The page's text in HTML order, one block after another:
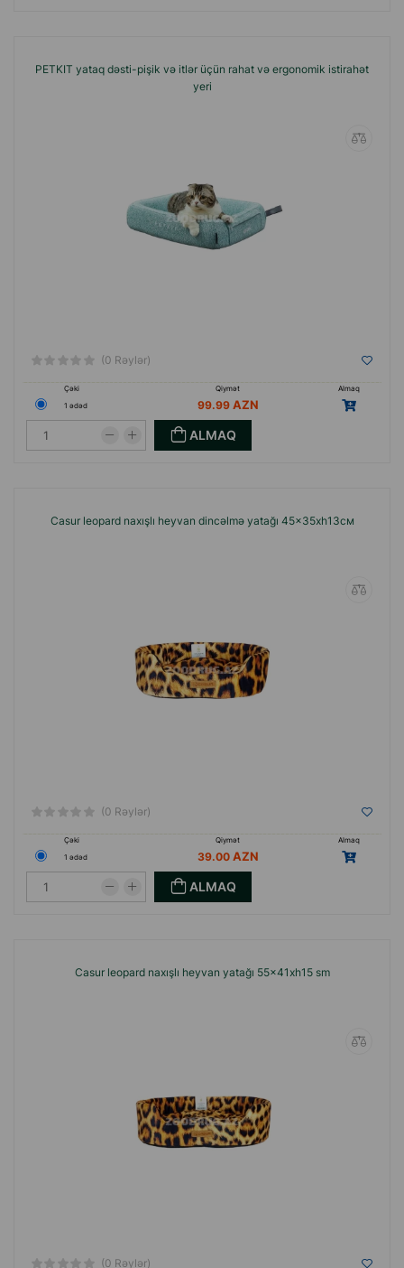
PETKIT yataq dəsti-pişik və itlər üçün rahat və ergonomik istirahət
yeri
(0 Rəylər)
Çəki Qiymət
Almaq
1 ədəd
99.99
ALMAQ
Casur leopard naxışlı heyvan dincəlmə yatağı 45x35xh13см
(0 Rəylər)
Çəki Qiymət
Almaq
1 ədəd
39.00
ALMAQ
Casur leopard naxışlı heyvan yatağı 55x41xh15 sm
(0 Rəylər)